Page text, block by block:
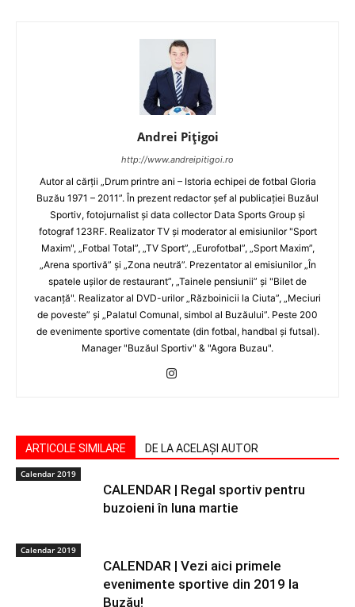
Andrei Pițigoi
http://www.andreipitigoi.ro
Autor al cărţii „Drum printre ani – Istoria echipei de fotbal Gloria
Buzău 1971 – 2011”. În prezent redactor şef al publicaţiei Buzăul
Sportiv, fotojurnalist şi data collector Data Sports Group şi
fotograf 123RF. Realizator TV şi moderator al emisiunilor "Sport
Maxim", „Fotbal Total”, „TV Sport”, „Eurofotbal”, „Sport Maxim”,
„Arena sportivă” şi „Zona neutră”. Prezentator al emisiunilor „În
spatele uşilor de restaurant”, „Tainele pensiunii” şi "Bilet de
vacanţă". Realizator al DVD-urilor „Războinicii la Ciuta”, „Meciuri
de poveste” şi „Palatul Comunal, simbol al Buzăului”. Peste 200
de evenimente sportive comentate (din fotbal, handbal şi futsal).
Manager "Buzăul Sportiv" & "Agora Buzau".
ARTICOLE SIMILARE DE LA ACELAȘI AUTOR
Calendar 2019
CALENDAR | Regal sportiv pentru
buzoieni în luna martie
Calendar 2019
CALENDAR | Vezi aici primele
evenimente sportive din 2019 la
Buzău!